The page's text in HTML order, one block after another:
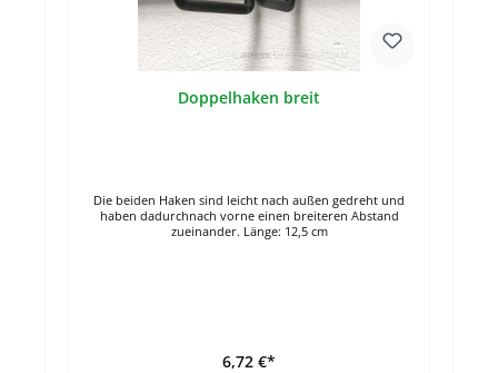
Doppelhaken breit
Die beiden Haken sind leicht nach außen gedreht und
haben dadurchnach vorne einen breiteren Abstand
zueinander. Länge: 12,5 cm
6,72 €*